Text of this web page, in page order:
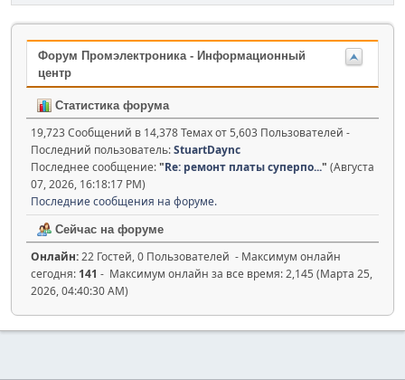
Форум Промэлектроника - Информационный
центр
Статистика форума
19,723 Сообщений в 14,378 Темах от 5,603 Пользователей -
Последний пользователь:StuartDaync
Последнее сообщение:"Re: ремонт платы суперпо..." (Августа
07, 2026, 16:18:17 PM)
Последние сообщения на форуме.
Сейчас на форуме
Онлайн:22 Гостей, 0 Пользователей - Максимум онлайн
сегодня: 141 - Максимум онлайн за все время: 2,145 (Марта 25,
2026, 04:40:30 AM)